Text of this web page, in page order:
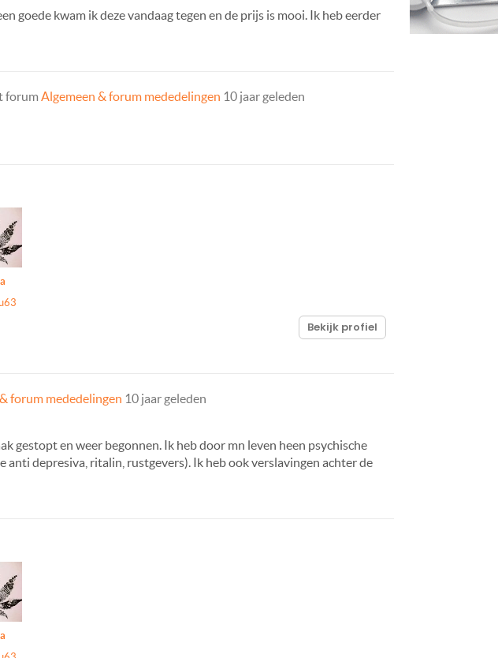
goede kwam ik deze vandaag tegen en de prijs is mooi. Ik heb eerder
forum Algemeen & forum mededelingen 10 jaar geleden
Bekijk profiel
forum mededelingen 10 jaar geleden
gestopt en weer begonnen. Ik heb door mn leven heen psychische
depresiva, ritalin, rustgevers). Ik heb ook verslavingen achter de